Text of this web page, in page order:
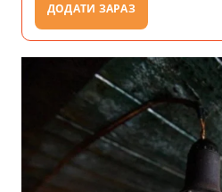
ДОДАТИ ЗАРАЗ